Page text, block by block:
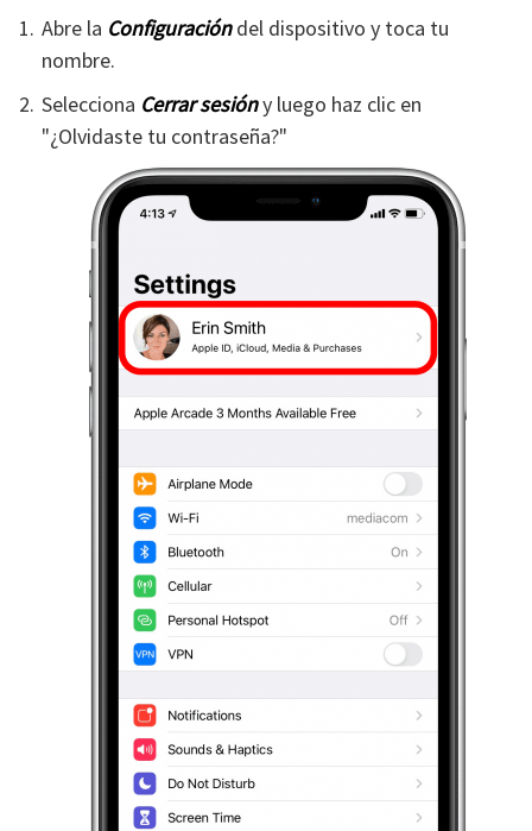
Abre la Configuracióndel dispositivo y toca tu
nombre.
Selecciona Cerrar sesióny luego haz clic en
"¿Olvidaste tu contraseña?"